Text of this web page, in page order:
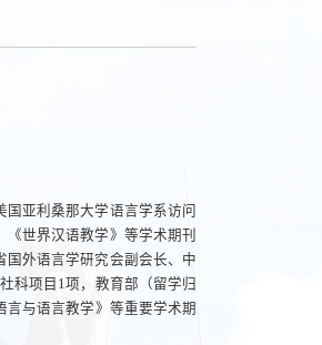
亚利桑那大学语言学系访问
世界汉语教学》等学术期刊
外语言学研究会副会长、中
科项目1项，教育部（留学归
与语言教学》等重要学术期